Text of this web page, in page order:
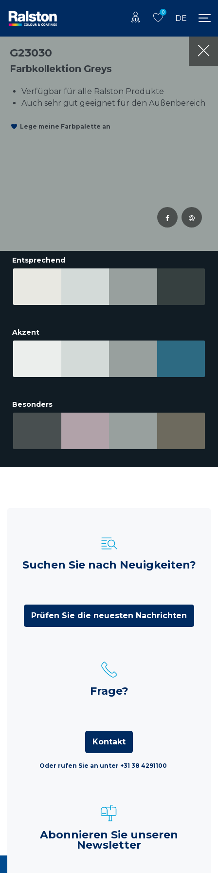
0
DE
G23030
Farbkollektion Greys
Verfügbar für alle Ralston Produkte
Auch sehr gut geeignet für den Außenbereich
Lege meine Farbpalette an
Entsprechend
Akzent
Besonders
Suchen Sie nach Neuigkeiten?
Prüfen Sie die neuesten Nachrichten
Frage?
Kontakt
Oder rufen Sie an unter +31 38 4291100
Abonnieren Sie unseren
Newsletter